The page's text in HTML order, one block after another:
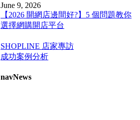
June 9, 2026
【2026 開網店邊間好?】5 個問題教你
選擇網購開店平台
SHOPLINE 店家專訪
成功案例分析
navNews